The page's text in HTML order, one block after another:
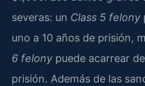
severas: un Class 5 felony
uno a 10 años de prisión,
6 felony puede acarrear
prisión. Además de las